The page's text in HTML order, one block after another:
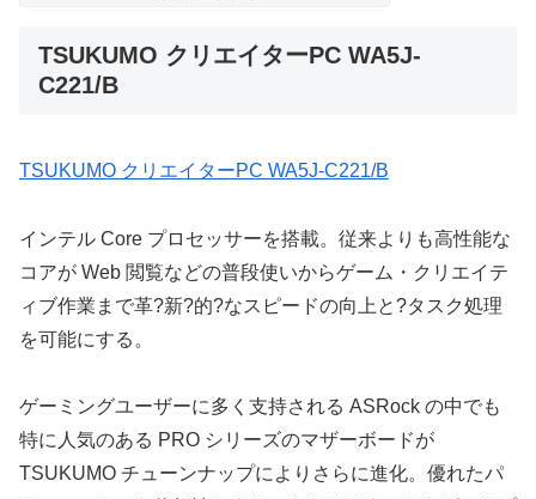
TSUKUMO クリエイターPC WA5J-
C221/B
TSUKUMO クリエイターPC WA5J-C221/B
インテル Core プロセッサーを搭載。従来よりも高性能な
コアが Web 閲覧などの普段使いからゲーム・クリエイテ
ィブ作業まで革?新?的?なスピードの向上と?タスク処理
を可能にする。
ゲーミングユーザーに多く支持される ASRock の中でも
特に人気のある PRO シリーズのマザーボードが
TSUKUMO チューンナップによりさらに進化。優れたパ